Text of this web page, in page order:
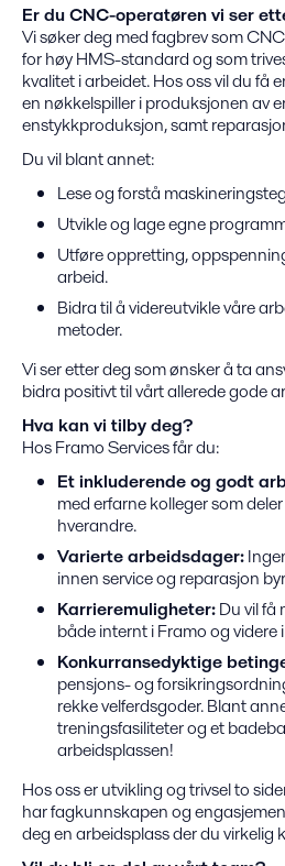
Er du CNC-operatøren vi ser
Vi søker deg med fagbrev som
for høy HMS-standard og som
kvalitet i arbeidet. Hos oss vil du få
en nøkkelspiller i produksjonen av
enstykkproduksjon, samt
Du vil blant annet:
Lese og forstå
Utvikle og lage egne
Utføre oppretting,
arbeid.
Bidra til å videreutvikle våre
metoder.
Vi ser etter deg som ønsker å ta
bidra positivt til vårt allerede gode
Hva kan vi tilby deg?
Hos Framo Services får du:
Et inkluderende og godt
med erfarne kolleger som
hverandre.
Varierte arbeidsdager:
innen service og reparasjon
Karrieremuligheter:Du vil få
både internt i Framo og videre
Konkurransedyktige
pensjons- og
rekke velferdsgoder. Blant
treningsfasiliteter og et
arbeidsplassen!
Hos oss er utvikling og trivsel to
har fagkunnskapen og
deg en arbeidsplass der du virkelig